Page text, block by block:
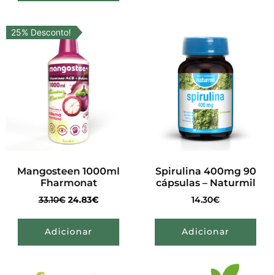
25% Desconto!
Mangosteen 1000ml
Fharmonat
33.10€ 24.83€
Adicionar
Spirulina 400mg 90
cápsulas – Naturmil
14.30€
Adicionar